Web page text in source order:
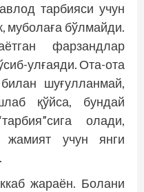
тарбияси учун
муболаға бўлмайди.
фарзандлар
улғаяди. Ота-ота
шуғулланмай,
қўйса, бундай
олади,
учун янги
жараён. Болани